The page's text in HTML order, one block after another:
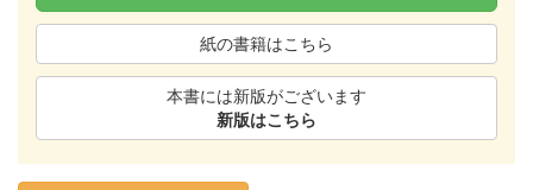
紙の書籍はこちら
本書には新版がございます
新版はこちら